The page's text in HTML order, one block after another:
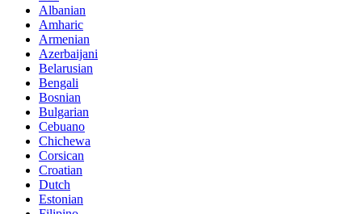
Albanian
Amharic
Armenian
Azerbaijani
Belarusian
Bengali
Bosnian
Bulgarian
Cebuano
Chichewa
Corsican
Croatian
Dutch
Estonian